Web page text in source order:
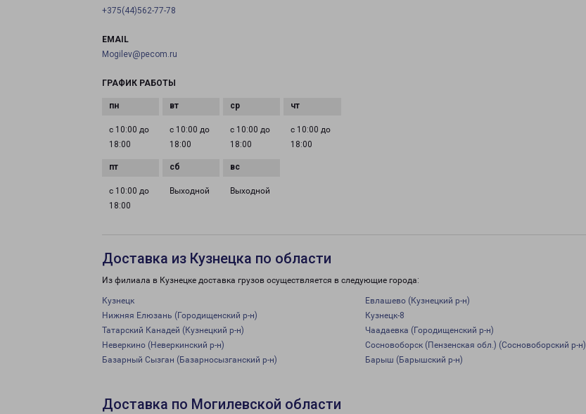
+375(44)562-77-78
EMAIL
Mogilev@pecom.ru
ГРАФИК РАБОТЫ
с 10:00 до
18:00
с 10:00 до
18:00
с 10:00 до
18:00
с 10:00 до
18:00
с 10:00 до
18:00
Выходной Выходной
Доставка из Кузнецка по области
Из филиала в Кузнецке доставка грузов осуществляется в следующие города:
Кузнецк Евлашево (Кузнецкий р-н)
Нижняя Елюзань (Городищенский р-н)
Кузнецк-8
Татарский Канадей (Кузнецкий р-н)
Чаадаевка (Городищенский р-н)
Неверкино (Неверкинский р-н)
Сосновоборск (Пензенская обл.) (Сосновоборский р-н)
Базарный Сызган (Базарносызганский р-н)
Барыш (Барышский р-н)
Доставка по Могилевской области